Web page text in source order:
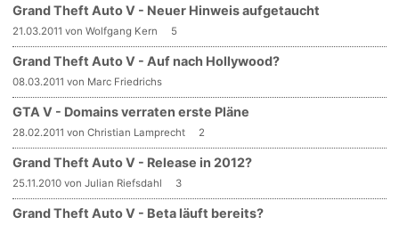
Grand Theft Auto V - Neuer Hinweis aufgetaucht
21.03.2011 von Wolfgang Kern 5
Grand Theft Auto V - Auf nach Hollywood?
08.03.2011 von Marc Friedrichs
GTA V - Domains verraten erste Pläne
28.02.2011 von Christian Lamprecht 2
Grand Theft Auto V - Release in 2012?
25.11.2010 von Julian Riefsdahl 3
Grand Theft Auto V - Beta läuft bereits?